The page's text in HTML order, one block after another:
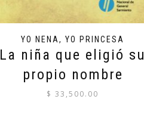
YO NENA, YO PRINCESA
La niña que eligió su
propio nombre
$ 33,500.00